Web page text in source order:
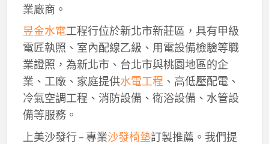
業廠商。
昱金水電工程行位於新北市新莊區，具有甲級
電匠執照、室內配線乙級、用電設備檢驗等職
業證照，為新北市、台北市與桃園地區的企
業、工廠、家庭提供水電工程 、高低壓配電、
冷氣空調工程、消防設備、衛浴設備、水管設
備等服務。
上美沙發行 – 專業沙發椅墊訂製推薦。我們提